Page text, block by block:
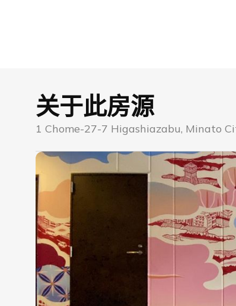
关于此房源
1 Chome-27-7 Higashiazabu, Minato